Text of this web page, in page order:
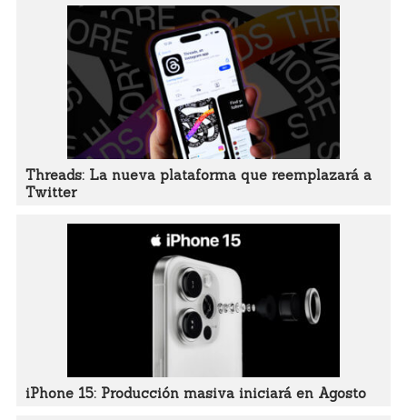
Threads: La nueva plataforma que reemplazará a
Twitter
iPhone 15: Producción masiva iniciará en Agosto